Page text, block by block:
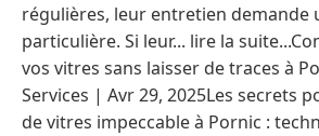
régulières, leur entretien demande
particulière. Si leur... lire la
vos vitres sans laisser de traces à
Services | Avr 29, 2025Les secrets
de vitres impeccable à Pornic :